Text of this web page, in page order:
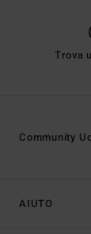
Trova
AIUTO
Community